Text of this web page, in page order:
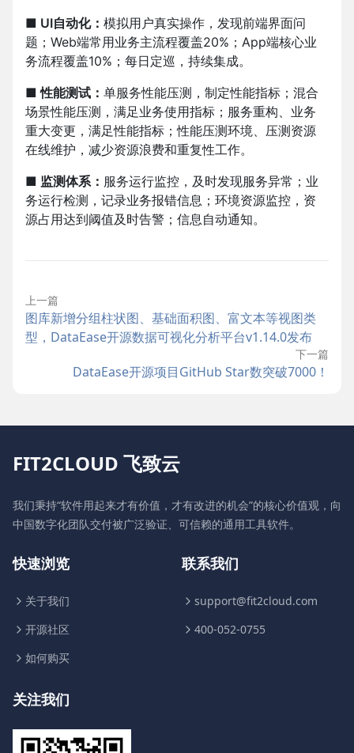
■ UI自动化： 模拟用户真实操作，发现前端界面问
题；Web端常用业务主流程覆盖20%；App端核心业
务流程覆盖10%；每日定巡，持续集成。
■ 性能测试： 单服务性能压测，制定性能指标；混合
场景性能压测，满足业务使用指标；服务重构、业务
重大变更，满足性能指标；性能压测环境、压测资源
在线维护，减少资源浪费和重复性工作。
■ 监测体系： 服务运行监控，及时发现服务异常；业
务运行检测，记录业务报错信息；环境资源监控，资
源占用达到阈值及时告警；信息自动通知。
上一篇
图库新增分组柱状图、基础面积图、富文本等视图类
型，DataEase开源数据可视化分析平台v1.14.0发布
下一篇
DataEase开源项目GitHub Star数突破7000！
FIT2CLOUD 飞致云
我们秉持“软件用起来才有价值，才有改进的机会”的核心价值观，向
中国数字化团队交付被广泛验证、可信赖的通用工具软件。
快速浏览
关于我们
开源社区
如何购买
联系我们
support@fit2cloud.com
400-052-0755
关注我们